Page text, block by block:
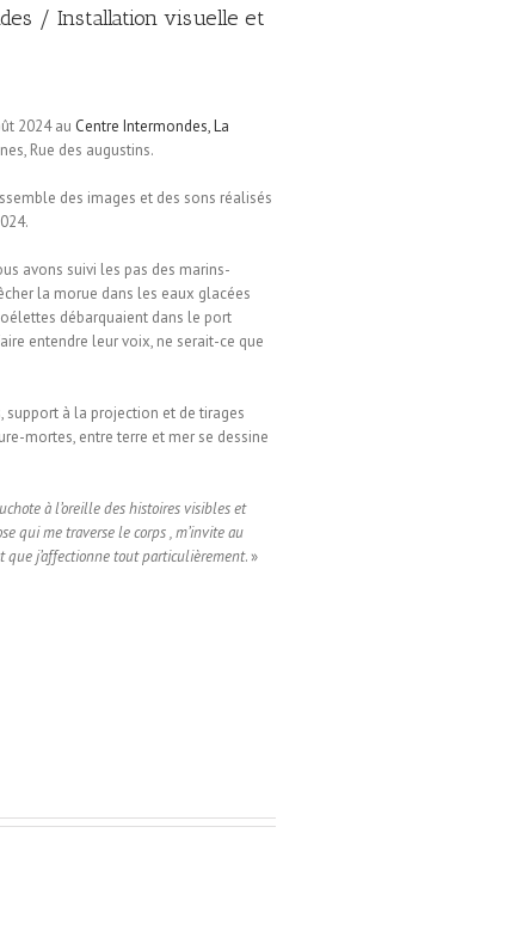
/ Installation visuelle et
2024 au Centre Intermondes, La
Rue des augustins.
des images et des sons réalisés
avons suivi les pas des marins-
la morue dans les eaux glacées
débarquaient dans le port
entendre leur voix, ne serait-ce que
à la projection et de tirages
mortes, entre terre et mer se dessine
à l’oreille des histoires visibles et
qui me traverse le corps , m’invite au
j’affectionne tout particulièrement. »